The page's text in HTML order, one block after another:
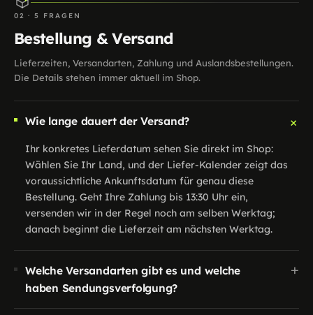
02 · 5 FRAGEN
Bestellung & Versand
Lieferzeiten, Versandarten, Zahlung und Auslandsbestellungen.
Die Details stehen immer aktuell im Shop.
Wie lange dauert der Versand? +
Ihr konkretes Lieferdatum sehen Sie direkt im Shop:
Wählen Sie Ihr Land, und der Liefer-Kalender zeigt das
voraussichtliche Ankunftsdatum für genau diese
Bestellung. Geht Ihre Zahlung bis 13:30 Uhr ein,
versenden wir in der Regel noch am selben Werktag;
danach beginnt die Lieferzeit am nächsten Werktag.
Welche Versandarten gibt es und welche
haben Sendungsverfolgung?
+